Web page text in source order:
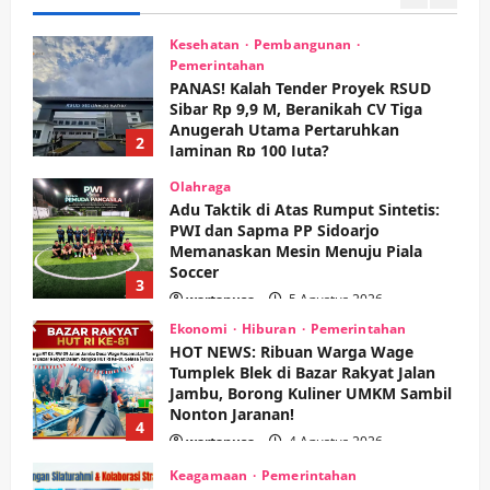
2
Kesehatan
Pembangunan
Pemerintahan
PANAS! Kalah Tender Proyek RSUD
Sibar Rp 9,9 M, Beranikah CV Tiga
Anugerah Utama Pertaruhkan
Jaminan Rp 100 Juta?
wartanusa
3
Olahraga
Adu Taktik di Atas Rumput Sintetis:
PWI dan Sapma PP Sidoarjo
Memanaskan Mesin Menuju Piala
Soccer
wartanusa 5 Agustus 2026
4
Ekonomi Hiburan Pemerintahan
HOT NEWS: Ribuan Warga Wage
Tumplek Blek di Bazar Rakyat Jalan
Jambu, Borong Kuliner UMKM Sambil
Nonton Jaranan!
wartanusa 4 Agustus 2026
Keagamaan Pemerintahan